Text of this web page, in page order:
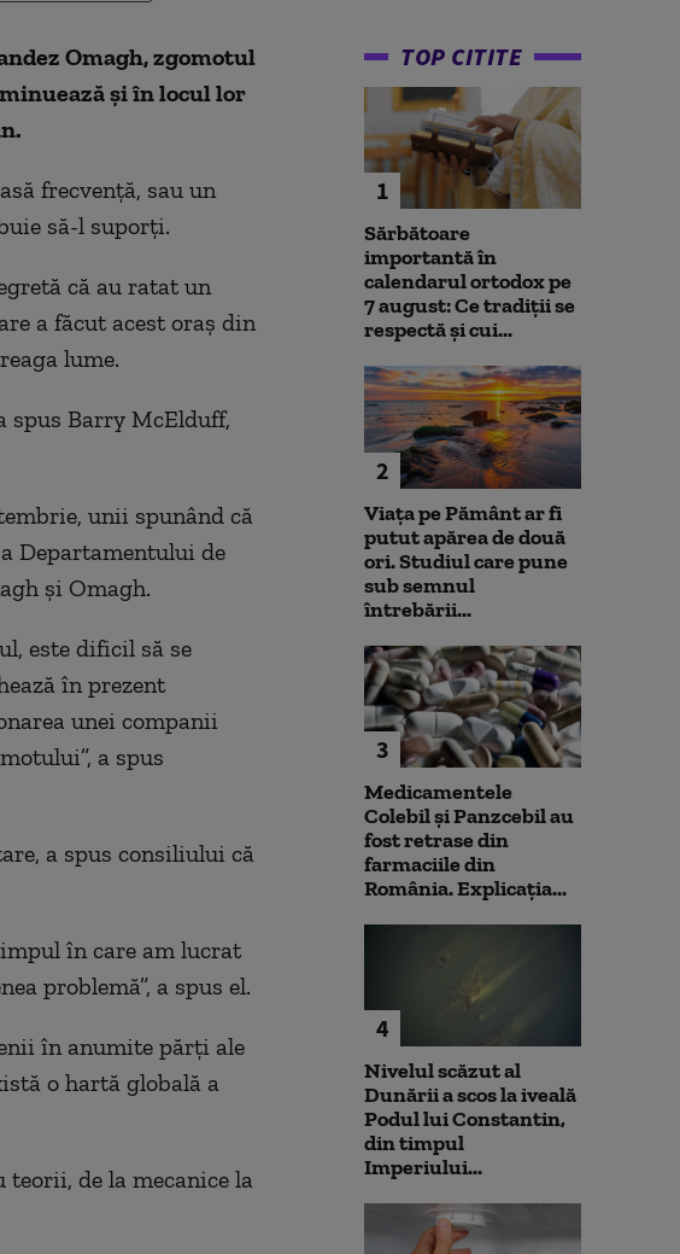
Omagh, zgomotul
și în locul lor
frecvență, sau un
să-l suporți.
că au ratat un
a făcut acest oraș din
lume.
spus Barry McElduff,
unii spunând că
Departamentului de
și Omagh.
este dificil să se
în prezent
unei companii
a spus
a spus consiliului că
în care am lucrat
problemă”, a spus el.
în anumite părți ale
o hartă globală a
de la mecanice la
TOP CITITE
1
Sărbătoare
importantă în
calendarul ortodox pe
7 august: Ce tradiții se
respectă și cui...
2
Viața pe Pământ ar fi
putut apărea de două
ori. Studiul care pune
sub semnul
întrebării...
3
Medicamentele
Colebil și Panzcebil au
fost retrase din
farmaciile din
România. Explicația...
4
Nivelul scăzut al
Dunării a scos la iveală
Podul lui Constantin,
din timpul
Imperiului...